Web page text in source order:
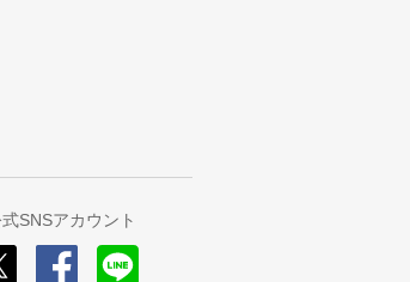
SNSアカウント